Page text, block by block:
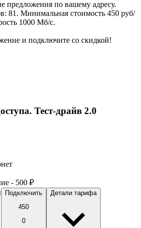
предложения по вашему адресу.
81. Минимальная стоимость 450 руб/
1000 Мб/с.
и подключите со скидкой!
Тест-драйв 2.0
- 500 ₽
Подключить
450
0
Детали тарифа